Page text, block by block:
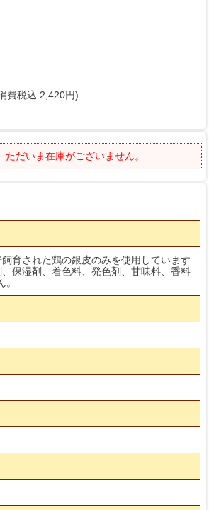
費税込:2,420円)
だいま在庫がございません。
育された鶏の銀皮のみを使用しています
保湿剤、着色料、発色剤、甘味料、香料